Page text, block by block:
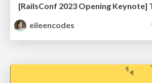
eileencodes